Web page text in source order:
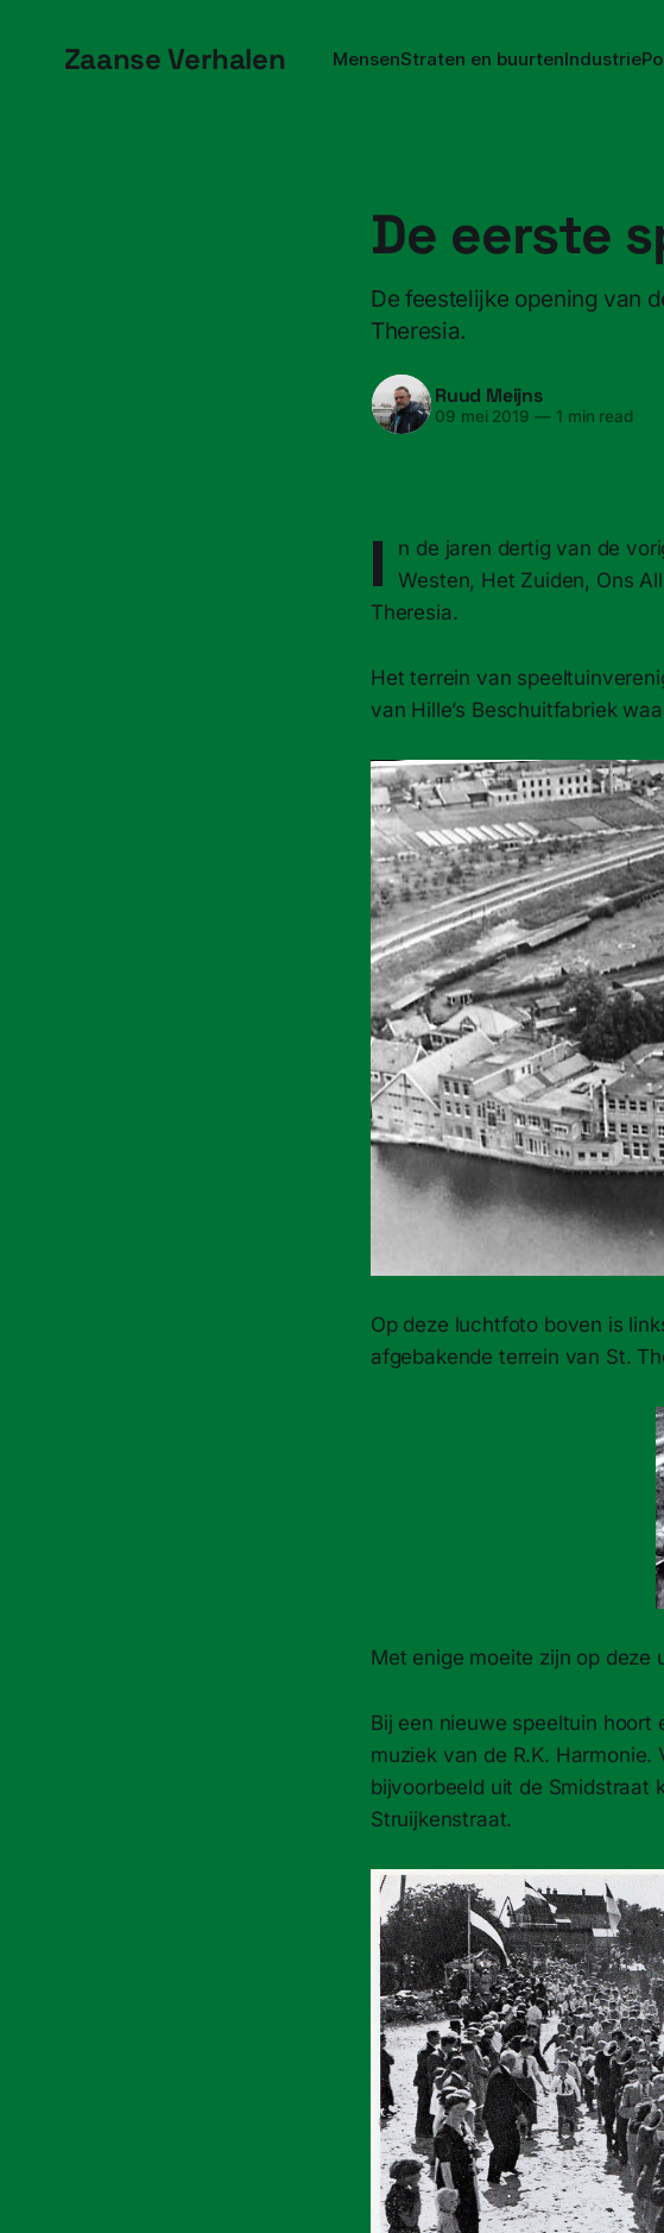
Zaanse Verhalen MensenStraten en buurtenIndustrie
De eerste
De feestelijke opening van
Theresia.
Ruud Meijns
09 mei 2019 —1 min read
I
n de jaren dertig van de
Westen, Het Zuiden, Ons
Theresia.
Het terrein van
van Hille’s Beschuitfabriek
Op deze luchtfoto boven is
afgebakende terrein van St.
Met enige moeite zijn op deze
Bij een nieuwe speeltuin hoort
muziek van de R.K.
bijvoorbeeld uit de Smidstraat
Struijkenstraat.